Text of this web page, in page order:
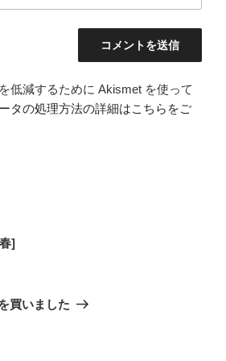
低減するために Akismet を使って
タの処理方法の詳細はこちらをご
]
買いました